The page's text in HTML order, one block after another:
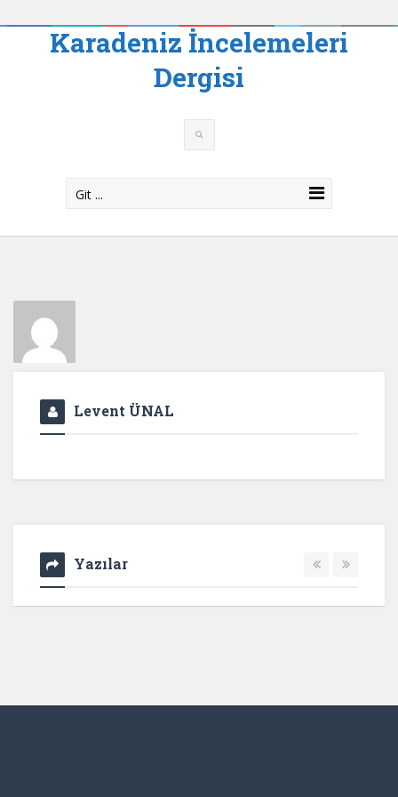
Karadeniz İncelemeleri
Dergisi
Git ...
Levent ÜNAL
Yazılar